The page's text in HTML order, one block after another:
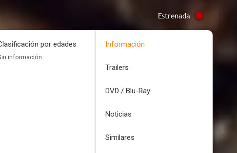
Estrenada
por edades
información
Información
Trailers
DVD / Blu-Ray
Noticias
Similares